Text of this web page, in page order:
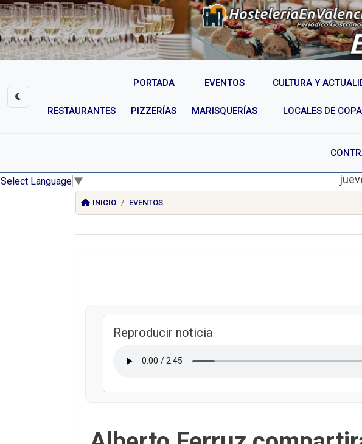
PORTADA EVENTOS CULTURA Y
RESTAURANTES PIZZERÍAS MARISQUERÍAS LOCALES DE
Select Language ▼
INICIO EVENTOS
Reproducir noticia